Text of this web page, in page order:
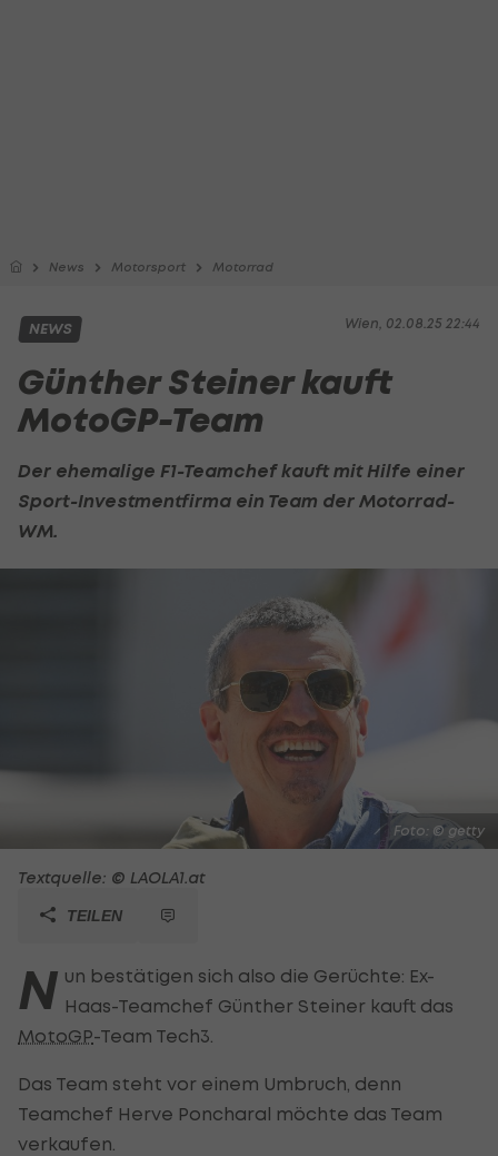
News Motorsport Motorrad
Wien, 02.08.25 22:44
NEWS
Günther Steiner kauft
MotoGP-Team
Der ehemalige F1-Teamchef kauft mit Hilfe einer
Sport-Investmentfirma ein Team der Motorrad-
WM.
Foto: © getty
Textquelle: © LAOLA1.at
TEILEN
N un bestätigen sich also die Gerüchte: Ex-
Haas-Teamchef Günther Steiner kauft das
MotoGP-Team Tech3.
Das Team steht vor einem Umbruch, denn
Teamchef Herve Poncharal möchte das Team
verkaufen.